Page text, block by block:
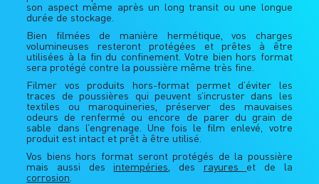
son aspect même après un long transit ou une longue
durée de stockage.
Bien filmées de manière hermétique, vos charges
volumineuses resteront protégées et prêtes à être
utilisées à la fin du confinement. Votre bien hors format
sera protégé contre la poussière même très fine.
Filmer vos produits hors-format permet d’éviter les
traces de poussières qui peuvent s’incruster dans les
textiles ou maroquineries, préserver des mauvaises
odeurs de renfermé ou encore de parer du grain de
sable dans l’engrenage. Une fois le film enlevé, votre
produit est intact et prêt à être utilisé.
Vos biens hors format seront protégés de la poussière
mais aussi desintempéries , des rayures et de la
corrosion